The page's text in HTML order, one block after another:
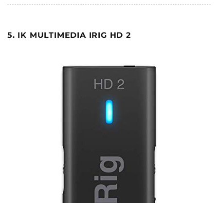
5. IK MULTIMEDIA IRIG HD 2